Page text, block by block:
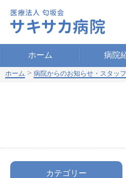
ホーム 病院
ホーム > 病院からのお知らせ・スタッ
カテゴリー